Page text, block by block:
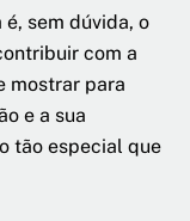
sem dúvida, o
com a
mostrar para
e a sua
tão especial que